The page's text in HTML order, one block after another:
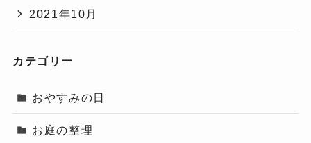
2021年10月
カテゴリー
おやすみの日
お庭の整理